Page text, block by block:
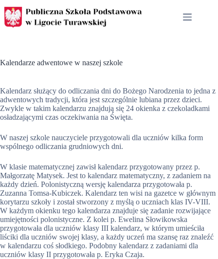
do
treści
Kalendarze adwentowe w naszej szkole
Kalendarz służący do odliczania dni do Bożego Narodzenia to jedna z
adwentowych tradycji, która jest szczególnie lubiana przez dzieci.
Zwykle w takim kalendarzu znajdują się 24 okienka z czekoladkami
osładzającymi czas oczekiwania na Święta.
W naszej szkole nauczyciele przygotowali dla uczniów kilka form
wspólnego odliczania grudniowych dni.
W klasie matematycznej zawisł kalendarz przygotowany przez p.
Małgorzatę Matysek. Jest to kalendarz matematyczny, z zadaniem na
każdy dzień. Polonistyczną wersję kalendarza przygotowała p.
Zuzanna Tomsa-Kubiczek. Kalendarz ten wisi na gazetce w głównym
korytarzu szkoły i został stworzony z myślą o uczniach klas IV-VIII.
W każdym okienku tego kalendarza znajduje się zadanie rozwijające
umiejętności polonistyczne. Z kolei p. Ewelina Słowikowska
przygotowała dla uczniów klasy III kalendarz, w którym umieściła
liściki dla uczniów swojej klasy, a każdy uczeń ma szansę raz znaleźć
w kalendarzu coś słodkiego. Podobny kalendarz z zadaniami dla
uczniów klasy II przygotowała p. Eryka Czaja.